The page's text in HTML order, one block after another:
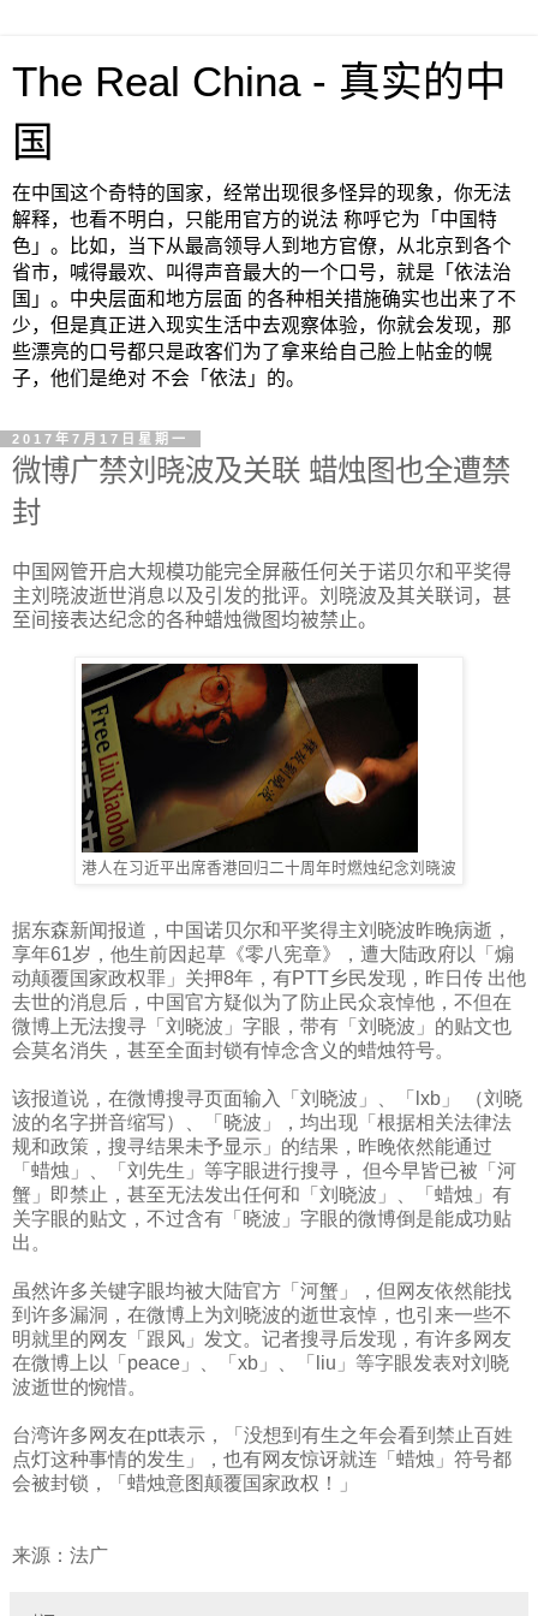
The Real China - 真实的中
国
在中国这个奇特的国家，经常出现很多怪异的现象，你无法
解释，也看不明白，只能用官方的说法 称呼它为「中国特
色」。比如，当下从最高领导人到地方官僚，从北京到各个
省市，喊得最欢、叫得声音最大的一个口号，就是「依法治
国」。中央层面和地方层面 的各种相关措施确实也出来了不
少，但是真正进入现实生活中去观察体验，你就会发现，那
些漂亮的口号都只是政客们为了拿来给自己脸上帖金的幌
子，他们是绝对 不会「依法」的。
2017年7月17日星期一
微博广禁刘晓波及关联 蜡烛图也全遭禁
封
中国网管开启大规模功能完全屏蔽任何关于诺贝尔和平奖得
主刘晓波逝世消息以及引发的批评。刘晓波及其关联词，甚
至间接表达纪念的各种蜡烛微图均被禁止。
港人在习近平出席香港回归二十周年时燃烛纪念刘晓波
据东森新闻报道，中国诺贝尔和平奖得主刘晓波昨晚病逝，
享年61岁，他生前因起草《零八宪章》，遭大陆政府以「煽
动颠覆国家政权罪」关押8年，有PTT乡民发现，昨日传 出他
去世的消息后，中国官方疑似为了防止民众哀悼他，不但在
微博上无法搜寻「刘晓波」字眼，带有「刘晓波」的贴文也
会莫名消失，甚至全面封锁有悼念含义的蜡烛符号。
该报道说，在微博搜寻页面输入「刘晓波」、「 lxb 」 （刘晓
波的名字拼音缩写）、「晓波」，均出现「根据相关法律法
规和政策，搜寻结果未予显示」的结果，昨晚依然能通过
「蜡烛」、「刘先生」等字眼进行搜寻， 但今早皆已被「河
蟹」即禁止，甚至无法发出任何和「刘晓波」、「蜡烛」有
关字眼的贴文，不过含有「晓波」字眼的微博倒是能成功贴
出。
虽然许多关键字眼均被大陆官方「河蟹」，但网友依然能找
到许多漏洞，在微博上为刘晓波的逝世哀悼，也引来一些不
明就里的网友「跟风」发文。记者搜寻后发现，有许多网友
在微博上以「 peace 」、「 xb 」、「 liu 」等字眼发表对刘晓
波逝世的惋惜。
台湾许多网友在ptt表示，「没想到有生之年会看到禁止百姓
点灯这种事情的发生」，也有网友惊讶就连「蜡烛」符号都
会被封锁，「蜡烛意图颠覆国家政权！」
来源：法广